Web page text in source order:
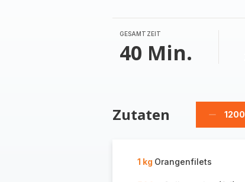
GESAMTZEIT
40 Min.
Zutaten
Milliliter
1 kg Orangenfilets